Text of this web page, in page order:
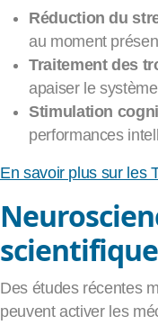
Réduction du
au moment
Traitement des
apaiser le
Stimulation
performances
En savoir plus sur les
Des études récentes
peuvent activer les